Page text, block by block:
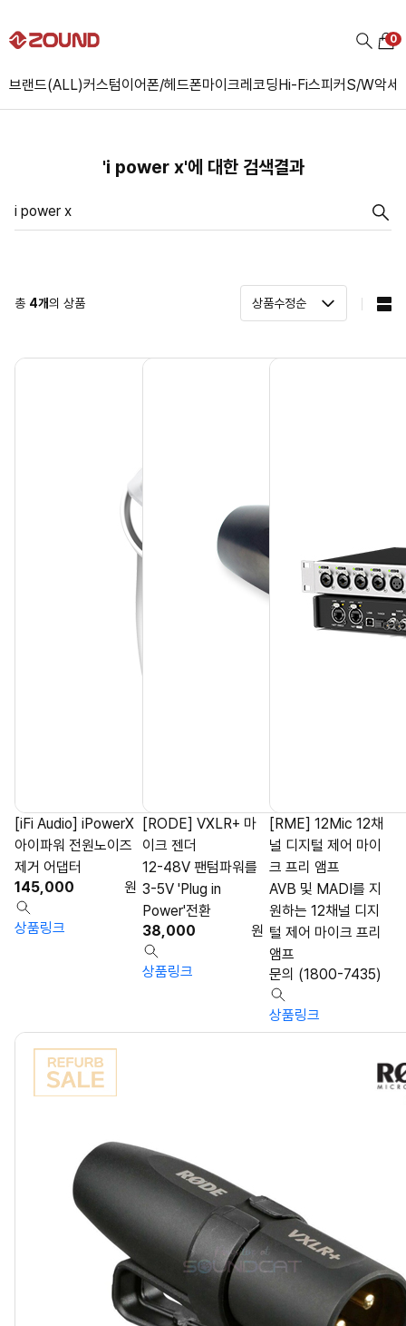
브랜드(ALL)커스텀이어폰/헤드폰마이크레코딩Hi-Fi스피커S/W악세
0
'i power x'에 대한 검색결과
총 4개의 상품
[iFi Audio] iPowerX
아이파워 전원노이즈
제거 어댑터
145,000
원
상품링크
[RODE] VXLR+ 마
이크 젠더
12-48V 팬텀파워를
3-5V 'Plug in
Power'전환
38,000
원
상품링크
[RME] 12Mic 12채
널 디지털 제어 마이
크 프리 앰프
AVB 및 MADI를 지
원하는 12채널 디지
털 제어 마이크 프리
앰프
문의 (1800-7435)
상품링크